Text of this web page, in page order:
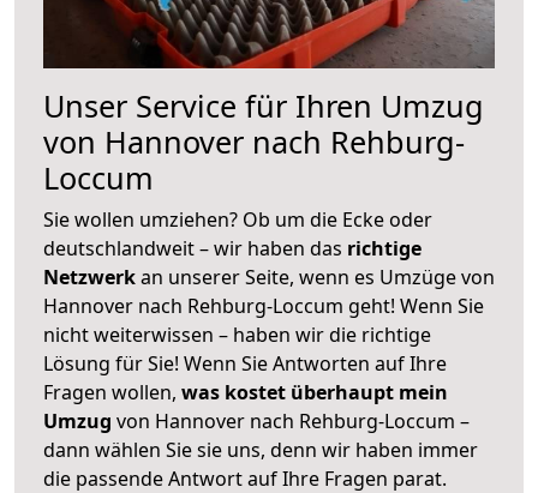
Unser Service für Ihren Umzug
von Hannover nach Rehburg-
Loccum
Sie wollen umziehen? Ob um die Ecke oder
deutschlandweit – wir haben das richtige
Netzwerkan unserer Seite, wenn es Umzüge von
Hannover nach Rehburg-Loccum geht! Wenn Sie
nicht weiterwissen – haben wir die richtige
Lösung für Sie! Wenn Sie Antworten auf Ihre
Fragen wollen, was kostet überhaupt mein
Umzug von Hannover nach Rehburg-Loccum –
dann wählen Sie sie uns, denn wir haben immer
die passende Antwort auf Ihre Fragen parat.